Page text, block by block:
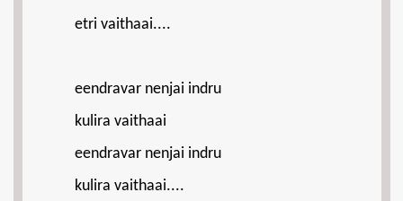
etri vaithaai....
eendravar nenjai indru
kulira vaithaai
eendravar nenjai indru
kulira vaithaai....